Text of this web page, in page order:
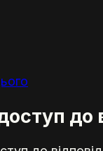
до